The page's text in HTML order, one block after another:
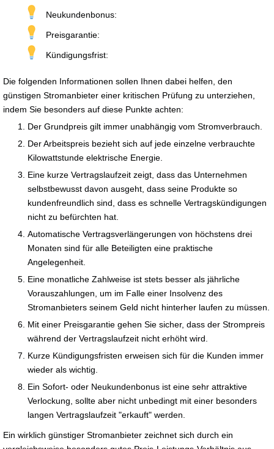
Neukundenbonus:
Preisgarantie:
Kündigungsfrist:
Die folgenden Informationen sollen Ihnen dabei helfen, den
günstigen Stromanbieter einer kritischen Prüfung zu unterziehen,
indem Sie besonders auf diese Punkte achten:
Der Grundpreis gilt immer unabhängig vom Stromverbrauch.
Der Arbeitspreis bezieht sich auf jede einzelne verbrauchte
Kilowattstunde elektrische Energie.
Eine kurze Vertragslaufzeit zeigt, dass das Unternehmen
selbstbewusst davon ausgeht, dass seine Produkte so
kundenfreundlich sind, dass es schnelle Vertragskündigungen
nicht zu befürchten hat.
Automatische Vertragsverlängerungen von höchstens drei
Monaten sind für alle Beteiligten eine praktische
Angelegenheit.
Eine monatliche Zahlweise ist stets besser als jährliche
Vorauszahlungen, um im Falle einer Insolvenz des
Stromanbieters seinem Geld nicht hinterher laufen zu müssen.
Mit einer Preisgarantie gehen Sie sicher, dass der Strompreis
während der Vertragslaufzeit nicht erhöht wird.
Kurze Kündigungsfristen erweisen sich für die Kunden immer
wieder als wichtig.
Ein Sofort- oder Neukundenbonus ist eine sehr attraktive
Verlockung, sollte aber nicht unbedingt mit einer besonders
langen Vertragslaufzeit "erkauft" werden.
Ein wirklich günstiger Stromanbieter zeichnet sich durch ein